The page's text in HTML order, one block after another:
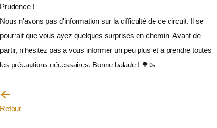
Prudence !
Nous n'avons pas d'information sur la difficulté de ce circuit. Il se
pourrait que vous ayez quelques surprises en chemin. Avant de
partir, n'hésitez pas à vous informer un peu plus et à prendre toutes
les précautions nécessaires. Bonne balade ! 🌳🥾
Retour